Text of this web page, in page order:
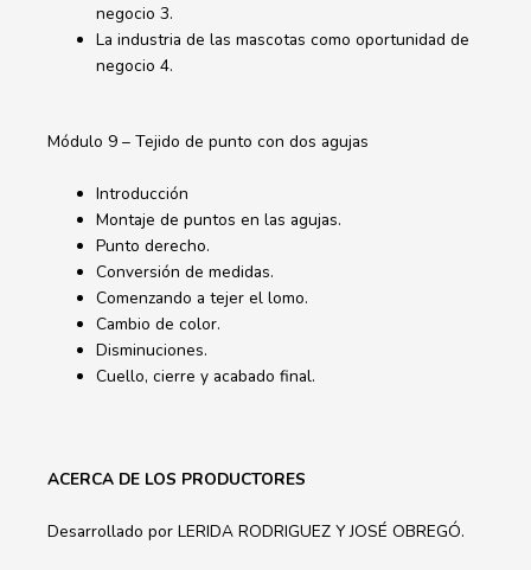
negocio 3.
La industria de las mascotas como oportunidad de
negocio 4.
Módulo 9 – Tejido de punto con dos agujas
Introducción
Montaje de puntos en las agujas.
Punto derecho.
Conversión de medidas.
Comenzando a tejer el lomo.
Cambio de color.
Disminuciones.
Cuello, cierre y acabado final.
ACERCA DE LOS PRODUCTORES
Desarrollado por LERIDA RODRIGUEZ Y JOSÉ OBREGÓ.